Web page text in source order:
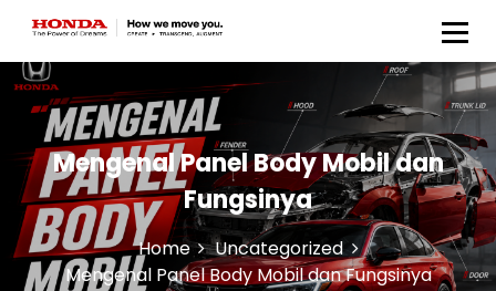
Honda Anugerah Body &
Paint
Mengenal Panel Body Mobil dan
Fungsinya
Home
Uncategorized
Mengenal Panel Body Mobil dan Fungsinya